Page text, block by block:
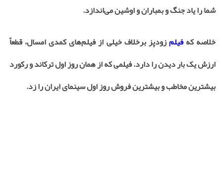
شما را یاد جنگ و بمباران و اوشین می‌اندازد.
خلاصه کهفیلم‌ زودپز برخلاف خیلی از فیلم‌های کمدی امسال، قطعاً
ارزش یک بار دیدن را دارد. فیلمی که از همان روز اول ترکاند و رکورد
بیشترین مخاطب و بیشترین فروش روز اول سینمای ایران را زد.